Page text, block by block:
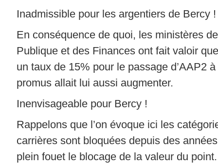
Inadmissible pour les argentiers de Bercy !
En conséquence de quoi, les ministères
Publique et des Finances ont fait valoir
un taux de 15% pour le passage d’AAP2
promus allait lui aussi augmenter.
Inenvisageable pour Bercy !
Rappelons que l’on évoque ici les
carrières sont bloquées depuis des
plein fouet le blocage de la valeur du